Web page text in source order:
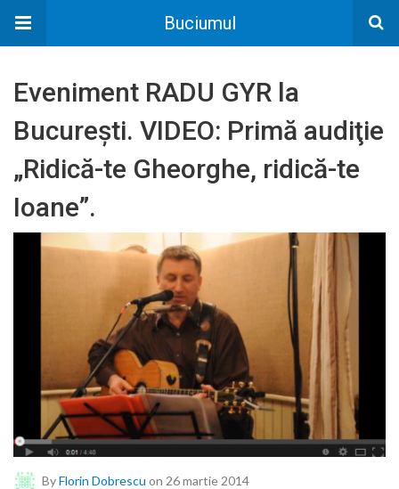
Buciumul
Eveniment RADU GYR la
Bucureşti. VIDEO: Primă audiţie
„Ridică-te Gheorghe, ridică-te
Ioane”.
ByFlorin Dobrescu on 26 martie 2014